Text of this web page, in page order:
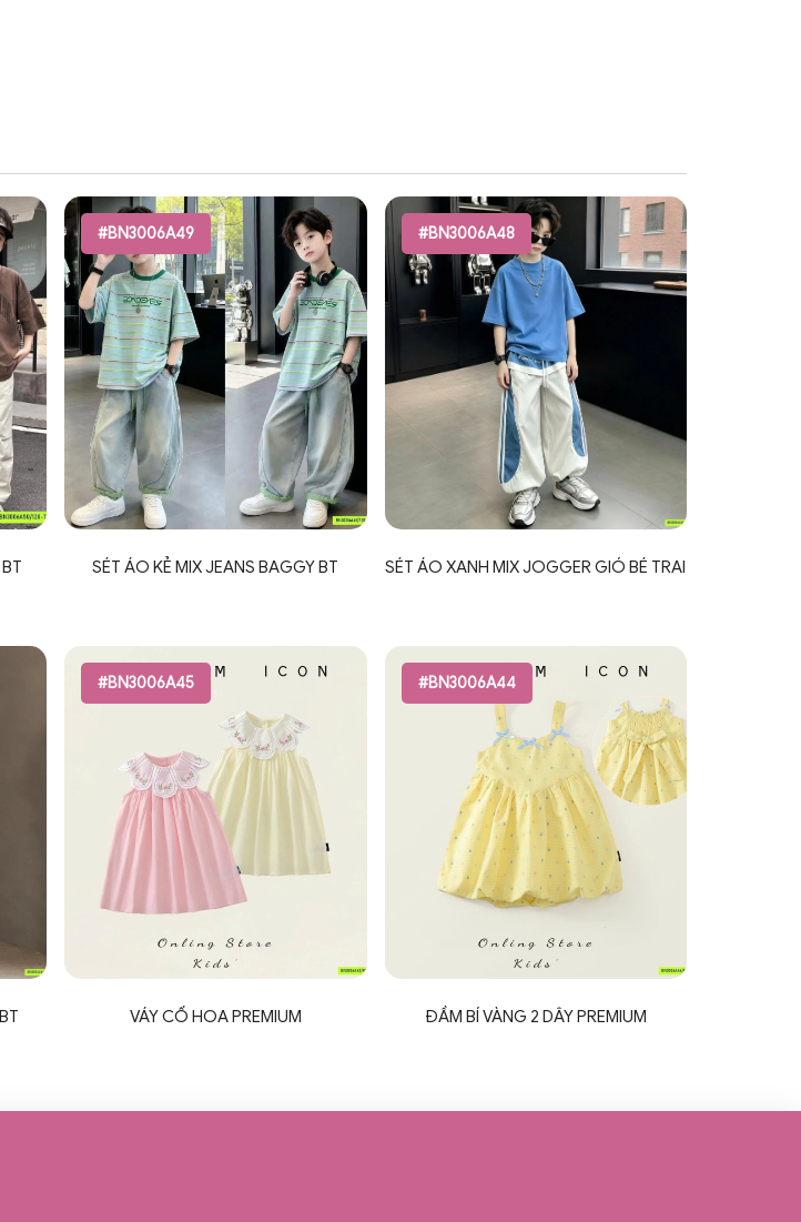
#BN3006A49
SÉT ÁO KẺ MIX JEANS BAGGY BT
#BN3006A48
SÉT ÁO XANH MIX JOGGER GIÓ BÉ TRAI
#BN3006A45
VÁY CỔ HOA PREMIUM
#BN3006A44
ĐẦM BÍ VÀNG 2 DÂY PREMIUM